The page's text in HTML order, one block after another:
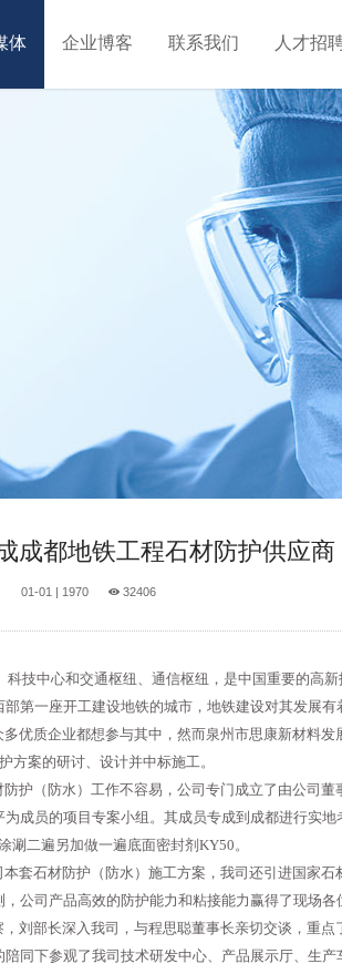
体 企业博客 联系我们 人才招
成都地铁工程石材防护供应商
01-01 | 1970 32406
技中心和交通枢纽、通信枢纽，是中国重要的高
第一座开工建设地铁的城市，地铁建设对其发展有
优质企业都想参与其中，然而泉州市思康新材料发
方案的研讨、设计并中标施工。
护（防水）工作不容易，公司专门成立了由公司董
成员的项目专案小组。其成员专成到成都进行实
二遍另加做一遍底面密封剂KY50。
套石材防护（防水）施工方案，我司还引进国家石
公司产品高效的防护能力和粘接能力赢得了现场各
刘部长深入我司，与程思聪董事长亲切交谈，重点
同下参观了我司技术研发中心、产品展示厅、生